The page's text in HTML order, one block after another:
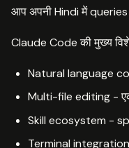
आप अपनी Hindi में
Claude Code की मुख्य
Natural language
Multi-file editing -
Skill ecosystem -
Terminal